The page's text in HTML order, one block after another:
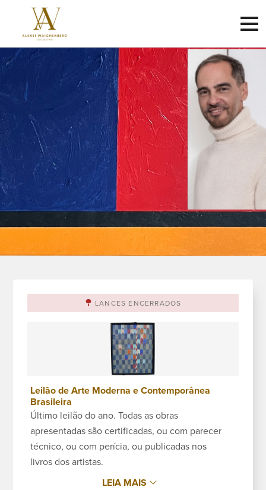
conta
Faça
login
Sobre
Como
Contato
Leilões
Qualificações
Moeda:
R$
Ajuda?
+351 968 058 908
+5521
996911303
LANCES ENCERRADOS
Leilão de Arte Moderna e Contemporânea
Brasileira
Último leilão do ano. Todas as obras
apresentadas são certificadas, ou com parecer
técnico, ou com perícia, ou publicadas nos
livros dos artistas.
LEIA MAIS